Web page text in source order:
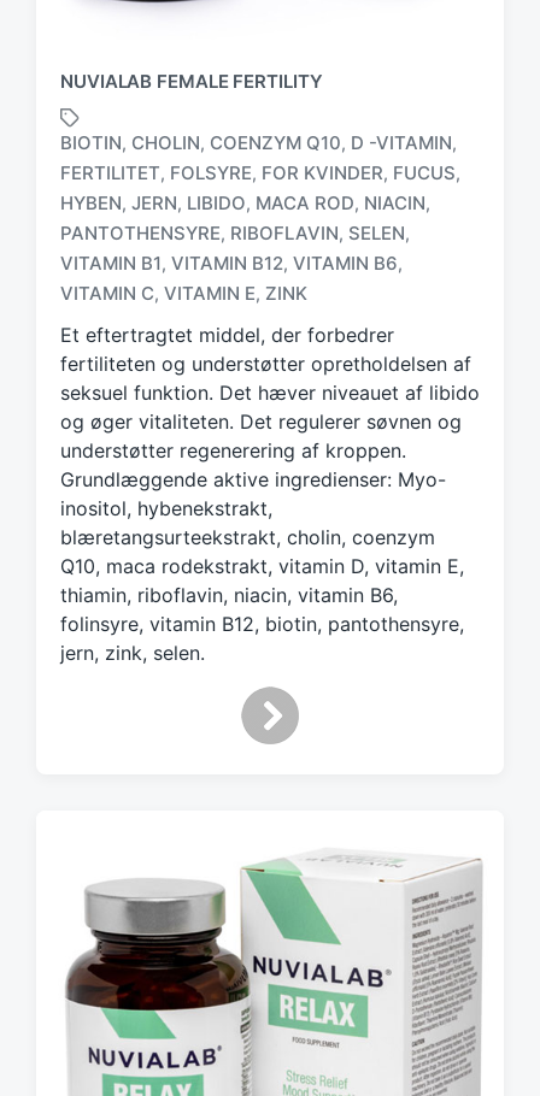
NUVIALAB FEMALE FERTILITY
a
g
g
d
w
i
t
h
BIOTIN, CHOLIN, COENZYM Q10, D -VITAMIN,
FERTILITET, FOLSYRE, FOR KVINDER, FUCUS,
HYBEN, JERN, LIBIDO, MACA ROD, NIACIN,
PANTOTHENSYRE, RIBOFLAVIN, SELEN,
VITAMIN B1, VITAMIN B12, VITAMIN B6,
VITAMIN C, VITAMIN E, ZINK
Et eftertragtet middel, der forbedrer
fertiliteten og understøtter opretholdelsen af
seksuel funktion. Det hæver niveauet af libido
og øger vitaliteten. Det regulerer søvnen og
understøtter regenerering af kroppen.
Grundlæggende aktive ingredienser: Myo-
inositol, hybenekstrakt,
blæretangsurteekstrakt, cholin, coenzym
Q10, maca rodekstrakt, vitamin D, vitamin E,
thiamin, riboflavin, niacin, vitamin B6,
folinsyre, vitamin B12, biotin, pantothensyre,
jern, zink, selen.